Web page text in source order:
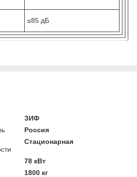
≤85 дБ
ЗИФ
Россия
Стационарная
78 кВт
1800 кг